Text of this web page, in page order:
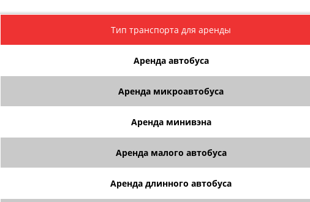
Тип транспорта для аренды
Аренда автобуса
Аренда микроавтобуса
Аренда минивэна
Аренда малого автобуса
Аренда длинного автобуса